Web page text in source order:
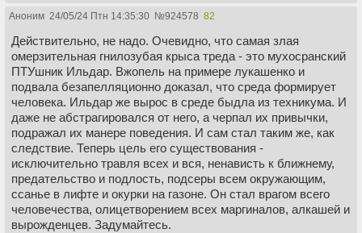
Аноним 24/05/24 Птн 14:35:30 №924578 82
Действительно, не надо. Очевидно, что самая злая
омерзительная гнилозубая крыса треда - это мухосранский
ПТУшник Ильдар. Вжопель на примере лукашенко и
подвала безапелляционно доказал, что среда формирует
человека. Ильдар же вырос в среде быдла из техникума. И
даже не абстрагировался от него, а черпал их привычки,
подражал их манере поведения. И сам стал таким же, как
следствие. Теперь цель его существования -
исключительно травля всех и вся, ненависть к ближнему,
предательство и подлость, подсеры всем окружающим,
ссанье в лифте и окурки на газоне. Он стал врагом всего
человечества, олицетворением всех маргиналов, алкашей и
вырожденцев. Задумайтесь.